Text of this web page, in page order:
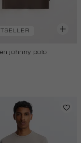
johnny polo